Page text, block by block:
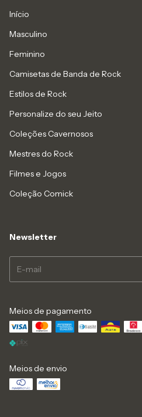
Início
Masculino
Feminino
Camisetas de Banda de Rock
Estilos de Rock
Personalize do seu Jeito
Coleções Cavernosos
Mestres do Rock
Filmes e Jogos
Coleção Comick
Newsletter
Meios de pagamento
Meios de envio